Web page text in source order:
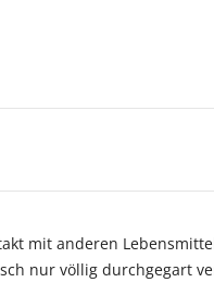
mit anderen
nur völlig durchgegart